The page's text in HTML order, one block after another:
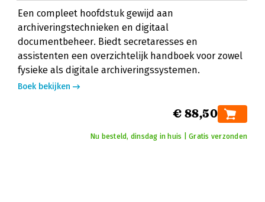
Een compleet hoofdstuk gewijd aan
archiveringstechnieken en digitaal
documentbeheer. Biedt secretaresses en
assistenten een overzichtelijk handboek voor zowel
fysieke als digitale archiveringssystemen.
Boek bekijken
€ 88,50
Nu besteld, dinsdag in huis | Gratis verzonden